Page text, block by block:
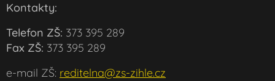
Kontakty:
Telefon ZŠ: 373 395 289
Fax ZŠ: 373 395 289
e-mail ZŠ: reditelna@zs-zihle.cz